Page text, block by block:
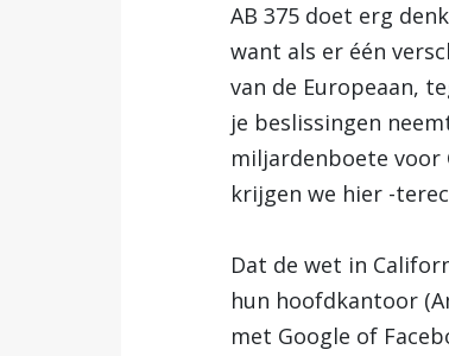
AB 375 doet erg
want als er één
van de Europeaan,
je beslissingen
miljardenboete voor
krijgen we hier -
Dat de wet in
hun hoofdkantoor
met Google of